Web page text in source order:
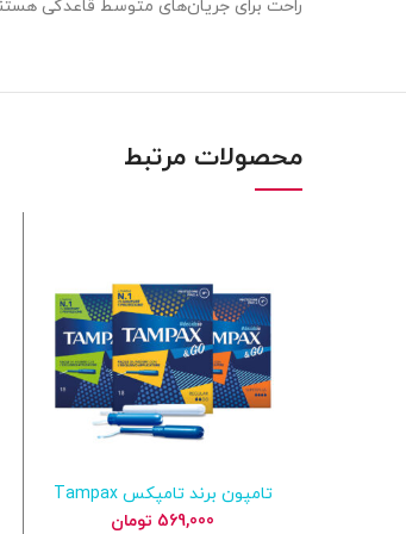
راحت برای جریان‌های متوسط قاعدگی
محصولات مرتبط
افزودن به سبد خریدتامپون برند تامپکس Tampax
زرد با قدرت جذب 2 برابر 18 عددی
569,000 تومان